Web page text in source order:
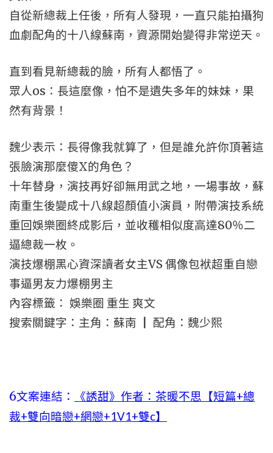
自從新總裁上任後，所有人發現，一直只能拍攝狗
血劇配角的十八線蘇南，資源開始變得非常逆天。
直到看見新總裁的臉，所有人都悟了。
眾人os：長這麼像，怕不是遺失多年的妹妹，果
然有背景！
魏少表示：長得像我就算了，但是誰允許你頂著這
張臉演那麼傻X的角色？
十年替身，演技再好卻無用武之地，一場事故，蘇
南重生後變成十八線超顏值小演員，附帶演技系統
重回娛樂圈終成影后，並收穫相似度高達80％二
逼總裁一枚。
演技爆棚黑心資深讀者女主VS 偶像包袱超重自戀
事逼男友力爆棚男主
內容標籤： 娛樂圈 重生 爽文
搜索關鍵字：主角：蘇南 ┃ 配角：魏少熙
6文案連結：
《誘甜》作者：茶暖不思【短篇+總
裁+雙向暗戀+網戀+1V1+雙c】